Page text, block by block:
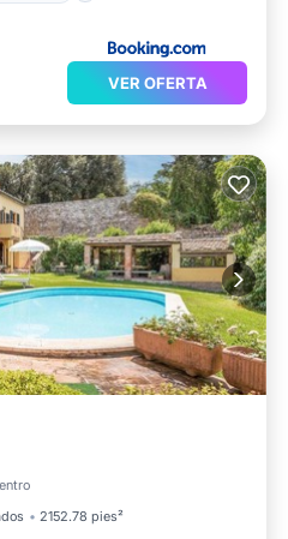
VER OFERTA
2152.78 pies²
Cocina